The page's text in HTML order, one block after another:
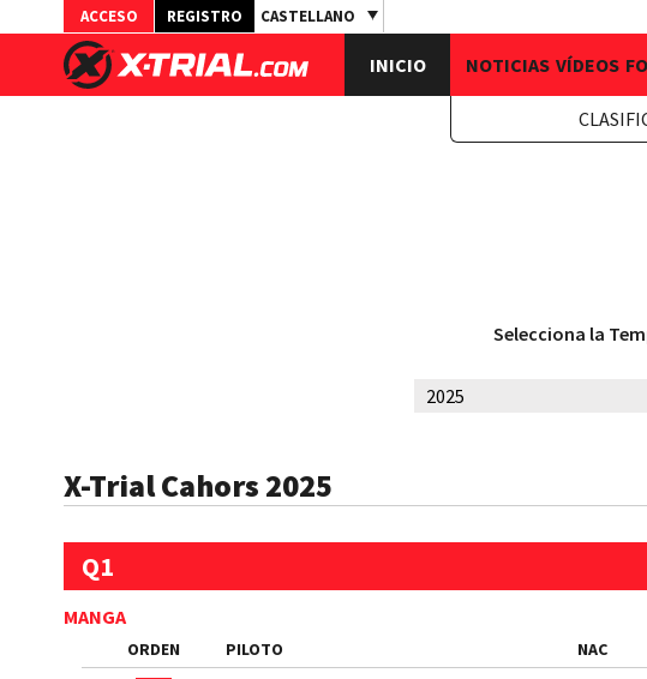
ACCESO REGISTRO CASTELLANO
INICIO NOTICIAS VÍDEOS
Selecciona la
X-Trial Cahors 2025
Q1
MANGA
ORDEN PILOTO NAC